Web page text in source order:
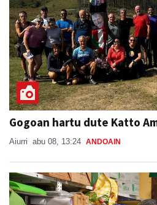
Gogoan hartu dute Katto
Aiurri abu 08, 13:24 ANDOAIN